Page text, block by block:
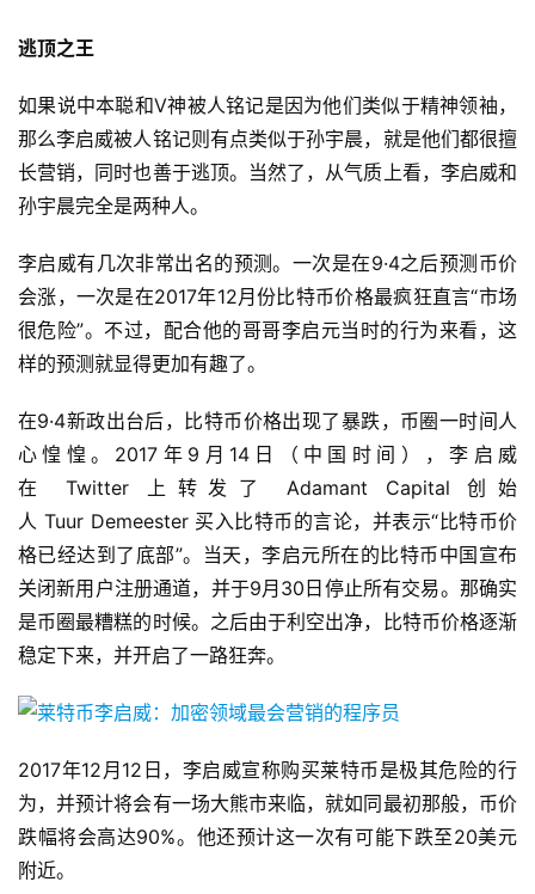
逃顶之王
如果说中本聪和V神被人铭记是因为他们类似于精神领袖，
那么李启威被人铭记则有点类似于孙宇晨，就是他们都很擅
长营销，同时也善于逃顶。当然了，从气质上看，李启威和
孙宇晨完全是两种人。
李启威有几次非常出名的预测。一次是在9·4之后预测币价
会涨，一次是在2017年12月份比特币价格最疯狂直言“市场
很危险”。不过，配合他的哥哥李启元当时的行为来看，这
样的预测就显得更加有趣了。
在9·4新政出台后，比特币价格出现了暴跌，币圈一时间人
心惶惶。2017年9月14日（中国时间），李启威
在 Twitter 上转发了 Adamant Capital 创始
人 Tuur Demeester 买入比特币的言论，并表示“比特币价
格已经达到了底部”。当天，李启元所在的比特币中国宣布
关闭新用户注册通道，并于9月30日停止所有交易。那确实
是币圈最糟糕的时候。之后由于利空出净，比特币价格逐渐
稳定下来，并开启了一路狂奔。
2017年12月12日，李启威宣称购买莱特币是极其危险的行
为，并预计将会有一场大熊市来临，就如同最初那般，币价
跌幅将会高达90%。他还预计这一次有可能下跌至20美元
附近。